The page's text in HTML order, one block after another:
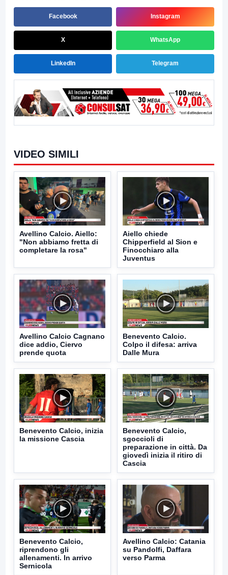
Facebook Instagram
X WhatsApp
LinkedIn Telegram
VIDEO SIMILI
Avellino Calcio. Aiello:
"Non abbiamo fretta di
completare la rosa"
Aiello chiede
Chipperfield al Sion e
Finocchiaro alla
Juventus
Avellino Calcio Cagnano
dice addio, Ciervo
prende quota
Benevento Calcio.
Colpo il difesa: arriva
Dalle Mura
Benevento Calcio, inizia
la missione Cascia
Benevento Calcio,
sgoccioli di
preparazione in città. Da
giovedì inizia il ritiro di
Cascia
Benevento Calcio,
riprendono gli
allenamenti. In arrivo
Sernicola
Avellino Calcio: Catania
su Pandolfi, Daffara
verso Parma